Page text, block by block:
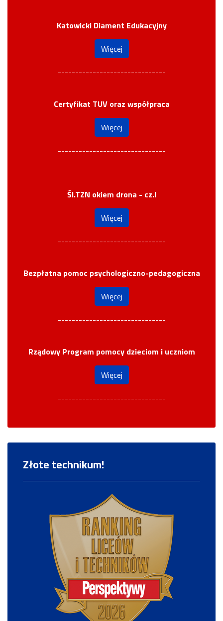
Katowicki Diament Edukacyjny
Więcej
-------------------------------
Certyfikat TUV oraz współpraca
Więcej
-------------------------------
Śl.TZN okiem drona - cz.I
Więcej
-------------------------------
Bezpłatna pomoc psychologiczno-pedagogiczna
Więcej
-------------------------------
Rządowy Program pomocy dzieciom i uczniom
Więcej
-------------------------------
Złote technikum!